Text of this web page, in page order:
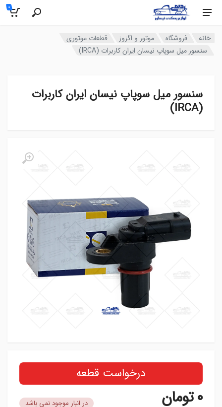
0
خانه فروشگاه موتور و اگزوز
قطعات موتوری
سنسور میل سوپاپ نیسان ایران کاربرات (IRCA)
سنسور میل سوپاپ نیسان ایران کاربرات
(IRCA)
درخواست قطعه
0 تومان در انبار موجود نمی باشد